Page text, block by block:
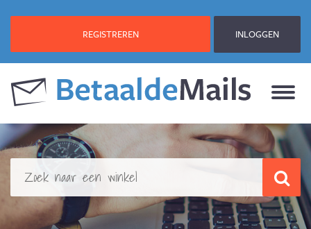
REGISTREREN INLOGGEN